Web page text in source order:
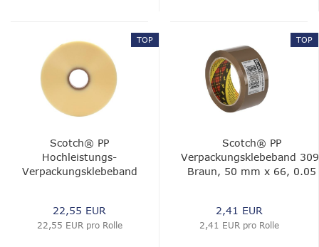
TOP
Scotch® PP
Hochleistungs-
Verpackungsklebeband
mm
22,55 EUR
22,55 EUR pro Rolle
TOP
Scotch® PP
Verpackungsklebeband
Braun, 50 mm x 66, 0.05
2,41 EUR
2,41 EUR pro Rolle